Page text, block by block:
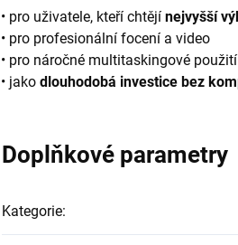
• pro uživatele, kteří chtějí nejvyšší
• pro profesionální focení a video
• pro náročné multitaskingové použití
• jako dlouhodobá investice bez
Doplňkové parametry
Kategorie: